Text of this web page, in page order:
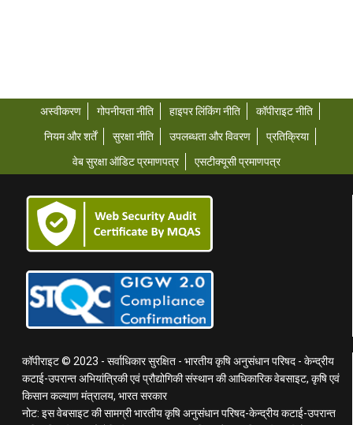
अस्वीकरण गोपनीयता नीति हाइपर लिंकिंग नीति
कॉपीराइट नीति
नियम और शर्तें
सुरक्षा नीति उपलब्धता और विवरण
प्रतिक्रिया
वेब सुरक्षा ऑडिट प्रमाणपत्र
एसटीक्यूसी प्रमाणपत्र
कॉपीराइट © 2023 - सर्वाधिकार सुरक्षित - भारतीय कृषि अनुसंधान परिषद - केन्द्रीय
कटाई-उपरान्त अभियांत्रिकी एवं प्रौद्योगिकी संस्थान की आधिकारिक वेबसाइट, कृषि एवं
किसान कल्याण मंत्रालय, भारत सरकार
नोट: इस वेबसाइट की सामग्री भारतीय कृषि अनुसंधान परिषद-केन्द्रीय कटाई-उपरान्त